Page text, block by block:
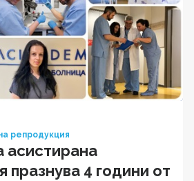
репродукция
асистирана
празнува 4 години от